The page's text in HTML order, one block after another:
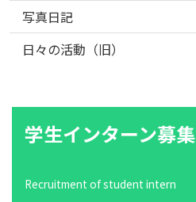
写真日記
日々の活動（旧）
学生インターン募集
Recruitment of student intern